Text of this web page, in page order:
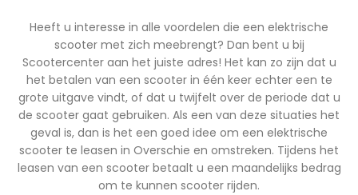
Heeft u interesse in alle voordelen die een elektrische
scooter met zich meebrengt? Dan bent u bij
Scootercenter aan het juiste adres! Het kan zo zijn dat u
het betalen van een scooter in één keer echter een te
grote uitgave vindt, of dat u twijfelt over de periode dat u
de scooter gaat gebruiken. Als een van deze situaties het
geval is, dan is het een goed idee om een elektrische
scooter te leasen in Overschie en omstreken. Tijdens het
leasen van een scooter betaalt u een maandelijks bedrag
om te kunnen scooter rijden.